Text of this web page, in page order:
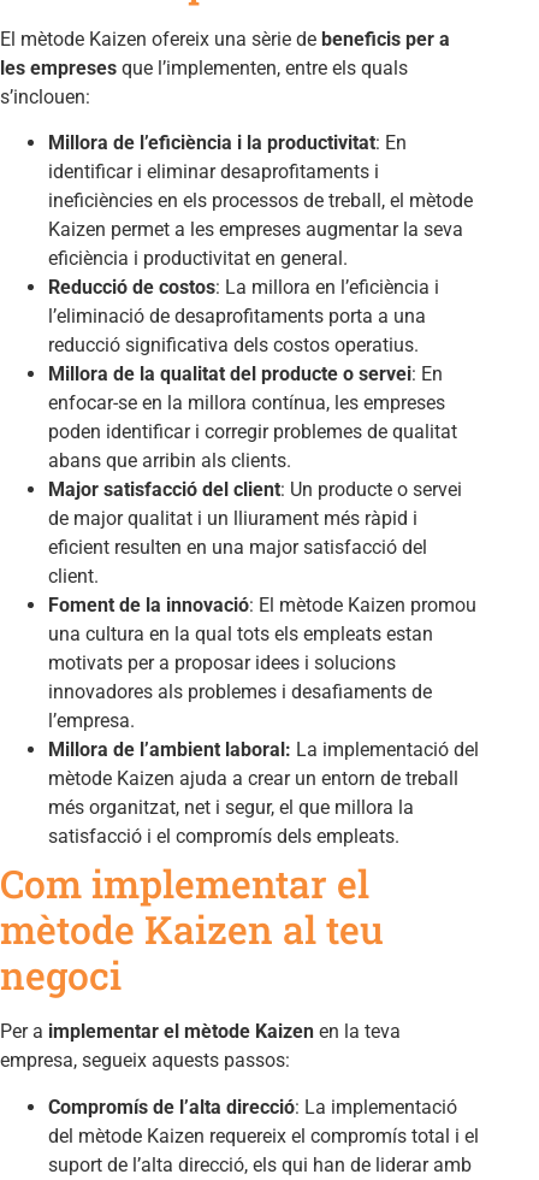
El mètode Kaizen ofereix una sèrie de beneficis per a
les empreses que l’implementen, entre els quals
s’inclouen:
Millora de l’eficiència i la productivitat: En
identificar i eliminar desaprofitaments i
ineficiències en els processos de treball, el mètode
Kaizen permet a les empreses augmentar la seva
eficiència i productivitat en general.
Reducció de costos: La millora en l’eficiència i
l’eliminació de desaprofitaments porta a una
reducció significativa dels costos operatius.
Millora de la qualitat del producte o servei: En
enfocar-se en la millora contínua, les empreses
poden identificar i corregir problemes de qualitat
abans que arribin als clients.
Major satisfacció del client: Un producte o servei
de major qualitat i un lliurament més ràpid i
eficient resulten en una major satisfacció del
client.
Foment de la innovació: El mètode Kaizen promou
una cultura en la qual tots els empleats estan
motivats per a proposar idees i solucions
innovadores als problemes i desafiaments de
l’empresa.
Millora de l’ambient laboral: La implementació del
mètode Kaizen ajuda a crear un entorn de treball
més organitzat, net i segur, el que millora la
satisfacció i el compromís dels empleats.
Com implementar el
mètode Kaizen al teu
negoci
Per a implementar el mètode Kaizen en la teva
empresa, segueix aquests passos:
Compromís de l’alta direcció: La implementació
del mètode Kaizen requereix el compromís total i el
suport de l’alta direcció, els qui han de liderar amb